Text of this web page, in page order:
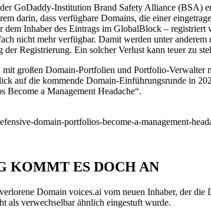
GoDaddy-Institution Brand Safety Alliance
darin, dass verfügbare Domains, die einer
Inhaber des Eintrags im GlobalBlock –
nicht mehr verfügbar. Damit werden unter
Registrierung. Ein solcher Verlust kann teuer zu
großen Domain-Portfolien und Portfolio-
auf die kommende Domain-Einführungsrunde in
a Management Headache“.
domain-portfolios-become-a-management-
KOMMT ES DOCH AN
Domain voices.ai vom neuen Inhaber, der
als verwechselbar ähnlich eingestuft wurde.